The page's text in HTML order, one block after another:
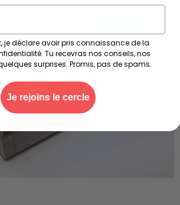
je déclare avoir pris connaissance de la
Tu recevras nos conseils, nos
surprises. Promis, pas de spams.
Je rejoins le cercle